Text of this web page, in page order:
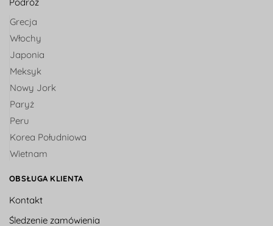
Grecja
Włochy
Japonia
Meksyk
Nowy Jork
Paryż
Peru
Korea Południowa
Wietnam
OBSŁUGA KLIENTA
Kontakt
Śledzenie zamówienia